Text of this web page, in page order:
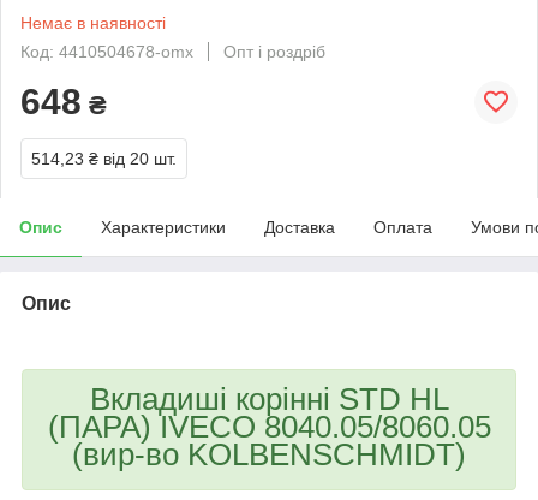
Немає в наявності
Код: 4410504678-omx
Опт і роздріб
648 ₴
514,23 ₴ від 20 шт.
Опис Характеристики Доставка Оплата Умови
Опис
Вкладиші корінні STD HL
(ПАРА) IVECO 8040.05/8060.05
(вир-во KOLBENSCHMIDT)